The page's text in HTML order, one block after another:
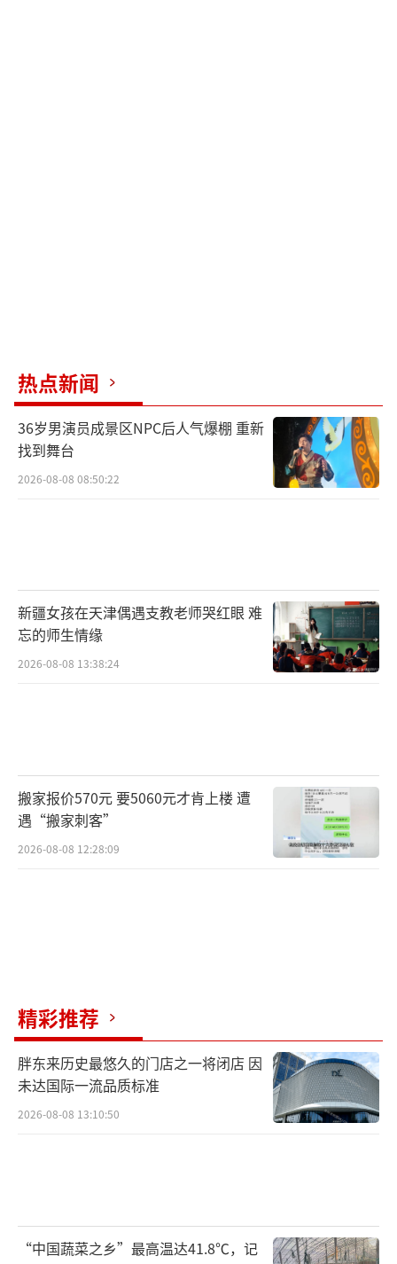
热点新闻
36岁男演员成景区NPC后人气爆棚 重新
找到舞台
2026-08-08 08:50:22
新疆女孩在天津偶遇支教老师哭红眼 难
忘的师生情缘
2026-08-08 13:38:24
搬家报价570元 要5060元才肯上楼 遭
遇“搬家刺客”
2026-08-08 12:28:09
精彩推荐
胖东来历史最悠久的门店之一将闭店 因
未达国际一流品质标准
2026-08-08 13:10:50
“中国蔬菜之乡”最高温达41.8℃，记